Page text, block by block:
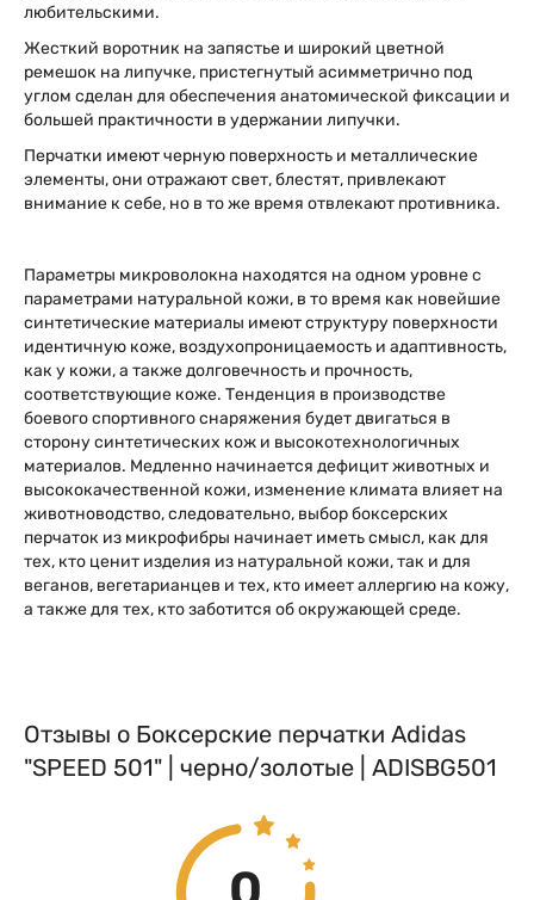
любительскими.
Жесткий воротник на запястье и широкий цветной
ремешок на липучке, пристегнутый асимметрично под
углом сделан для обеспечения анатомической фиксации и
большей практичности в удержании липучки.
Перчатки имеют черную поверхность и металлические
элементы, они отражают свет, блестят, привлекают
внимание к себе, но в то же время отвлекают противника.
Параметры микроволокна находятся на одном уровне с
параметрами натуральной кожи, в то время как новейшие
синтетические материалы имеют структуру поверхности
идентичную коже, воздухопроницаемость и адаптивность,
как у кожи, а также долговечность и прочность,
соответствующие коже. Тенденция в производстве
боевого спортивного снаряжения будет двигаться в
сторону синтетических кож и высокотехнологичных
материалов. Медленно начинается дефицит животных и
высококачественной кожи, изменение климата влияет на
животноводство, следовательно, выбор боксерских
перчаток из микрофибры начинает иметь смысл, как для
тех, кто ценит изделия из натуральной кожи, так и для
веганов, вегетарианцев и тех, кто имеет аллергию на кожу,
а также для тех, кто заботится об окружающей среде.
Отзывы о Боксерские перчатки Adidas
"SPEED 501" | черно/золотые | ADISBG501